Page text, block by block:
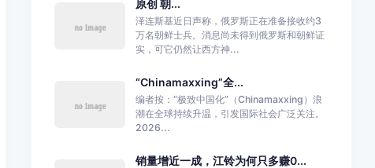
原创 朝...
泽连斯基近日声称，俄罗斯正在准备接收约3
万名朝鲜士兵。消息尚未得到俄罗斯和朝鲜证
实，可它仍然让西方神...
“Chinamaxxing”全...
编者按：“极致中国化”（Chinamaxxing）浪
潮在全球持续升温，引发国际社会广泛关注。
2026...
销量增近一成，江铃为何只多赚0...